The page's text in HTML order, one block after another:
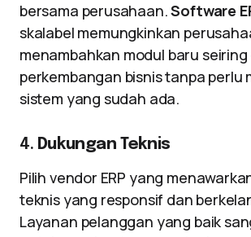
bersama perusahaan.Software
skalabel memungkinkan
menambahkan modul baru
perkembangan bisnis tanpa perlu
sistem yang sudah ada.
4. Dukungan Teknis
Pilih vendor ERP yang
teknis yang responsif dan
Layanan pelanggan yang baik